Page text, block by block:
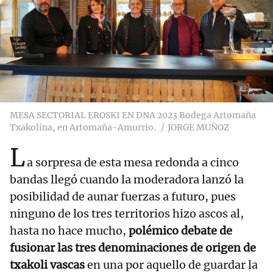
MESA SECTORIAL EROSKI EN DNA 2023 Bodega Artomaña
Txakolina, en Artomaña-Amurrio.
JORGE MUÑOZ
La sorpresa de esta mesa redonda a cinco
bandas llegó cuando la moderadora lanzó la
posibilidad de aunar fuerzas a futuro, pues
ninguno de los tres territorios hizo ascos al,
hasta no hace mucho, polémico debate de
fusionar las tres denominaciones de origen de
txakoli vascasen una por aquello de guardar la